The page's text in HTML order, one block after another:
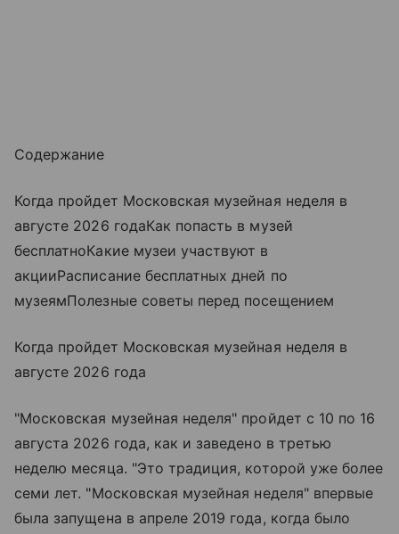
Содержание
Когда пройдет Московская музейная неделя в
августе 2026 годаКак попасть в музей
бесплатноКакие музеи участвуют в
акцииРасписание бесплатных дней по
музеямПолезные советы перед посещением
Когда пройдет Московская музейная неделя в
августе 2026 года
"Московская музейная неделя" пройдет с 10 по 16
августа 2026 года, как и заведено в третью
неделю месяца. "Это традиция, которой уже более
семи лет. "Московская музейная неделя" впервые
была запущена в апреле 2019 года, когда было